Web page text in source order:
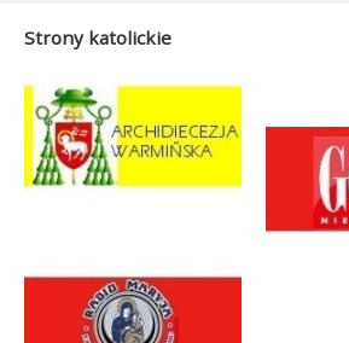
Strony katolickie